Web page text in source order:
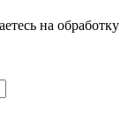
на обработку